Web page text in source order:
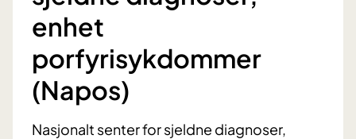
enhet
porfyrisykdommer
(Napos)
Nasjonalt senter for sjeldne diagnoser,